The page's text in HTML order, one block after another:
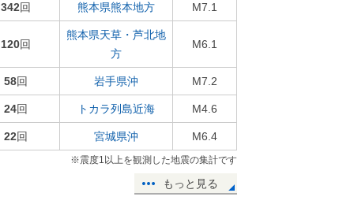
342回 熊本県熊本地方 M7.1
120回
熊本県天草・芦北地
方
M6.1
58回 岩手県沖 M7.2
24回 トカラ列島近海 M4.6
22回 宮城県沖 M6.4
※震度1以上を観測した地震の集計です
もっと見る